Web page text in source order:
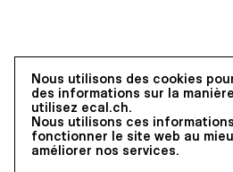
Nous utilisons des cookies
des informations sur la
utilisez ecal.ch.
Nous utilisons ces
fonctionner le site web au
améliorer nos services.